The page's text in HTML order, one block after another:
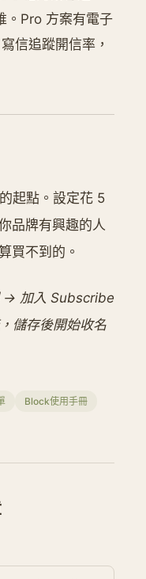
。Pro 方案有電子
信追蹤開信率，
起點。設定花 5
品牌有興趣的人
買不到的。
加入 Subscribe
儲存後開始收名
Block使用手冊